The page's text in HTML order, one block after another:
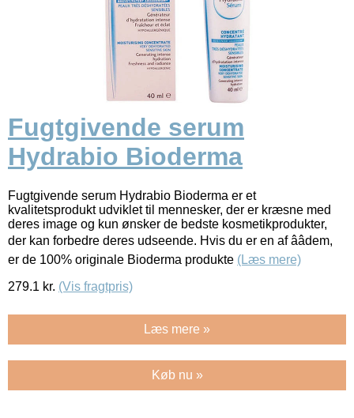
Fugtgivende serum
Hydrabio Bioderma
Fugtgivende serum Hydrabio Bioderma er et
kvalitetsprodukt udviklet til mennesker, der er kræsne med
deres image og kun ønsker de bedste kosmetikprodukter,
der kan forbedre deres udseende. Hvis du er en af ââdem,
er de 100% originale Bioderma produkte (Læs mere)
279.1 kr. (Vis fragtpris)
Læs mere »
Køb nu »